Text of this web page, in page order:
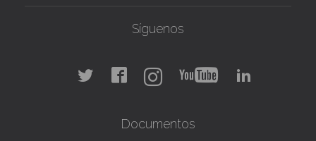
Síguenos
Documentos